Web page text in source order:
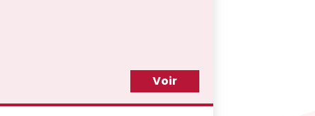
Voir